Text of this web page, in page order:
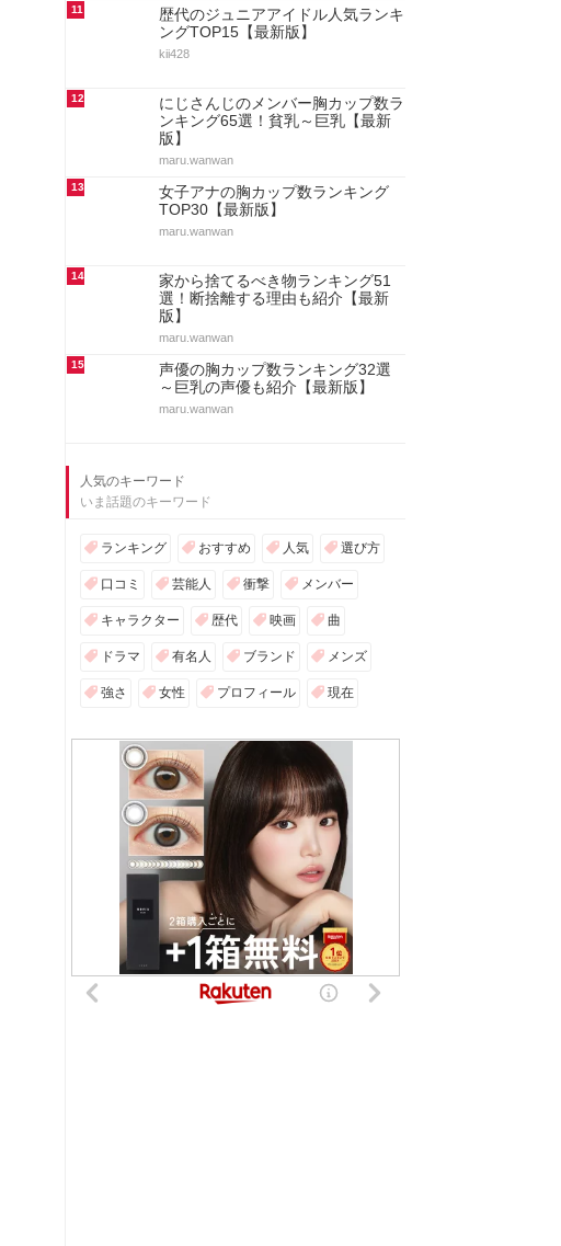
11
歴代のジュニアアイドル人気ランキ
ングTOP15【最新版】
kii428
12
にじさんじのメンバー胸カップ数ラ
ンキング65選！貧乳～巨乳【最新
版】
maru.wanwan
13
女子アナの胸カップ数ランキング
TOP30【最新版】
maru.wanwan
14
家から捨てるべき物ランキング51
選！断捨離する理由も紹介【最新
版】
maru.wanwan
15
声優の胸カップ数ランキング32選
～巨乳の声優も紹介【最新版】
maru.wanwan
人気のキーワード
いま話題のキーワード
ランキング おすすめ 人気 選び方
口コミ 芸能人 衝撃 メンバー
キャラクター 歴代 映画 曲
ドラマ 有名人 ブランド メンズ
強さ 女性 プロフィール 現在